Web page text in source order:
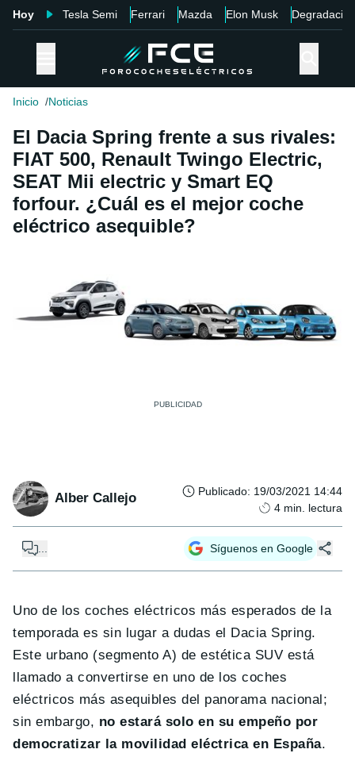
Hoy Tesla Semi Ferrari Mazda Elon Musk Degradación
Inicio Noticias
El Dacia Spring frente a sus rivales:
FIAT 500, Renault Twingo Electric,
SEAT Mii electric y Smart EQ
forfour. ¿Cuál es el mejor coche
eléctrico asequible?
Alber Callejo Publicado: 19/03/2021 14:44
4 min. lectura
Síguenos en Google
Uno de los coches eléctricos más esperados de la
temporada es sin lugar a dudas el Dacia Spring.
Este urbano (segmento A) de estética SUV está
llamado a convertirse en uno de los coches
eléctricos más asequibles del panorama nacional;
sin embargo, no estará solo en su empeño por
democratizar la movilidad eléctrica en España.